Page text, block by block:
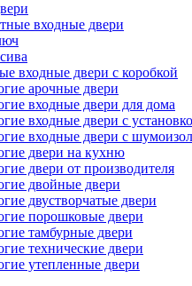
входные двери
входные двери с коробкой
арочные двери
входные двери для дома
входные двери с
входные двери с
двери на кухню
двери от производителя
двойные двери
двустворчатые двери
порошковые двери
тамбурные двери
технические двери
утепленные двери